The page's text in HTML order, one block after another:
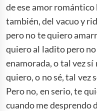
de ese amor
también, del vacuo y
pero no te quiero
quiero al ladito pero
enamorada, o tal vez sí
quiero, o no sé, tal vez
Pero no, en serio, te
cuando me desprendo